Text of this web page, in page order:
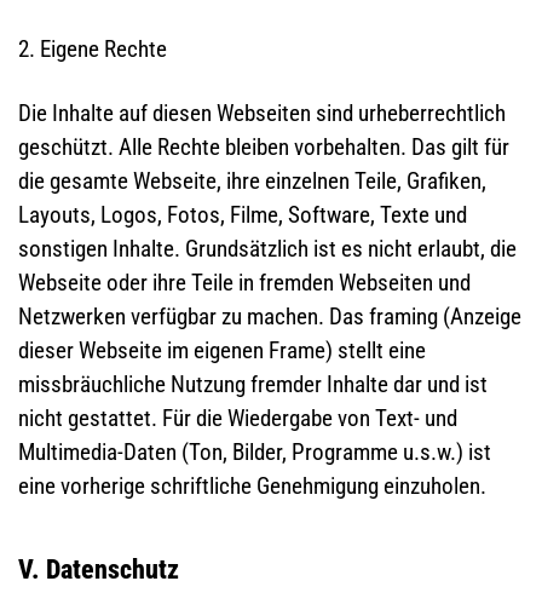
2. Eigene Rechte
Die Inhalte auf diesen Webseiten sind urheberrechtlich
geschützt. Alle Rechte bleiben vorbehalten. Das gilt für
die gesamte Webseite, ihre einzelnen Teile, Grafiken,
Layouts, Logos, Fotos, Filme, Software, Texte und
sonstigen Inhalte. Grundsätzlich ist es nicht erlaubt, die
Webseite oder ihre Teile in fremden Webseiten und
Netzwerken verfügbar zu machen. Das framing (Anzeige
dieser Webseite im eigenen Frame) stellt eine
missbräuchliche Nutzung fremder Inhalte dar und ist
nicht gestattet. Für die Wiedergabe von Text- und
Multimedia-Daten (Ton, Bilder, Programme u.s.w.) ist
eine vorherige schriftliche Genehmigung einzuholen.
V. Datenschutz